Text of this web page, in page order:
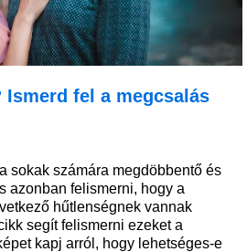
Ismerd fel a megcsalás
sokak számára megdöbbentő és
azonban felismerni, hogy a
hűtlenségnek vannak
segít felismerni ezeket a
kapj arról, hogy lehetséges-e